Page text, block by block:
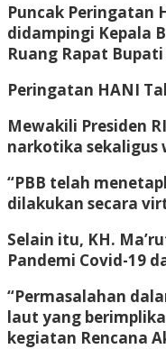
Puncak Peringatan
didampingi Kepala
Ruang Rapat
Peringatan HANI
Mewakili Presiden
narkotika sekaligus
“PBB telah
dilakukan secara
Selain itu, KH.
Pandemi Covid-19
“Permasalahan
laut yang
kegiatan Rencana